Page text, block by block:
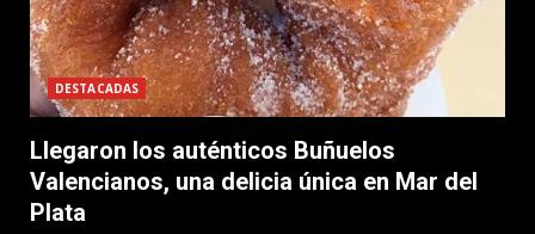
DESTACADAS
Llegaron los auténticos Buñuelos
Valencianos, una delicia única en Mar del
Plata